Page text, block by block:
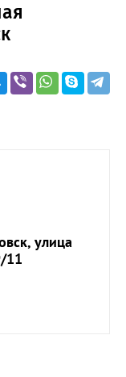
улица
11